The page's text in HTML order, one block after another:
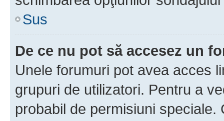
Sus
De ce nu pot să accesez un
Unele forumuri pot avea acces
grupuri de utilizatori. Pentru a
probabil de permisiuni